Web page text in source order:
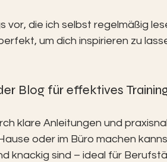
vor, die ich selbst regelmäßig
um dich inspirieren zu
Blog für effektives
klare Anleitungen und
oder im Büro machen
knackig sind – ideal für